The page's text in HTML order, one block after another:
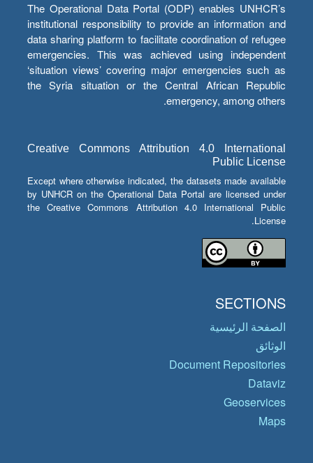
The Operational Data Portal (ODP) enables UNHCR’s
institutional responsibility to provide an information and
data sharing platform to facilitate coordination of refugee
emergencies. This was achieved using independent
‘situation views’ covering major emergencies such as
the Syria situation or the Central African Republic
emergency, among others.
Creative Commons Attribution 4.0 International
Public License
Except where otherwise indicated, the datasets made available
by UNHCR on the Operational Data Portal are licensed under
the Creative Commons Attribution 4.0 International Public
License.
SECTIONS
الصفحة الرئيسية
الوثائق
Document Repositories
Dataviz
Geoservices
Maps